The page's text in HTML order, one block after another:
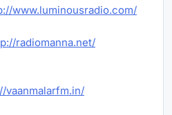
www.luminousradio.com/
radiomanna.net/
vaanmalarfm.in/